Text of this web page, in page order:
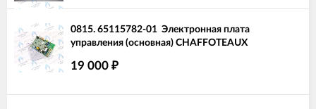
0815. 65115782-01 Электронная плата
управления (основная) CHAFFOTEAUX
19 000 ₽